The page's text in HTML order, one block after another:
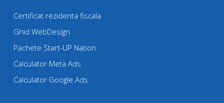
Certificat rezidenta fiscala
Ghid WebDesign
Pachete Start-UP Nation
Calculator Meta Ads
Calculator Google Ads